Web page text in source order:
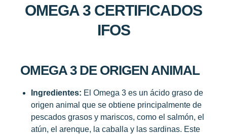
OMEGA 3 CERTIFICADOS
IFOS
OMEGA 3 DE ORIGEN ANIMAL
Ingredientes: El Omega 3 es un ácido graso de
origen animal que se obtiene principalmente de
pescados grasos y mariscos, como el salmón, el
atún, el arenque, la caballa y las sardinas. Este